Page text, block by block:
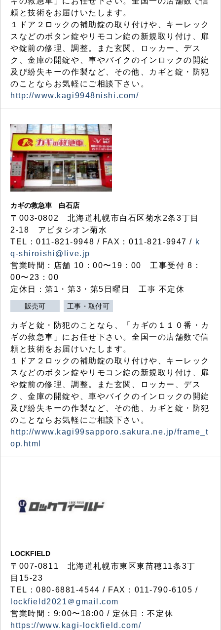
頼と技術をお届けいたします。
１ドア２ロックの補助錠の取り付けや、キーレック
スなどのボタン錠やリモコン錠の新規取り付け、扉
や錠前の修理、調整。また玄関、ロッカー、デス
ク、金庫の開錠や、車やバイクのインロックの開錠
及び紛失キーの作製など、その他、カギと錠・防犯
のことならお気軽にご相談下さい。
http://www.kagi9948nishi.com/
カギの救急車 白石店
〒003-0802 北海道札幌市白石区菊水2条3丁目
2-18 アビタシオン菊水
TEL：011-821-9948 / FAX：011-821-9947 / k
q-shiroishi@live.jp
営業時間：店舗 10：00〜19：00 工事受付 8：
00〜23：00
定休日：第1・第3・第5日曜日 工事 不定休
販売可 工事・取付可
カギと錠・防犯のことなら、「カギの１１０番・カ
ギの救急車」にお任せ下さい。全国一の店舗数で信
頼と技術をお届けいたします。
１ドア２ロックの補助錠の取り付けや、キーレック
スなどのボタン錠やリモコン錠の新規取り付け、扉
や錠前の修理、調整。また玄関、ロッカー、デス
ク、金庫の開錠や、車やバイクのインロックの開錠
及び紛失キーの作製など、その他、カギと錠・防犯
のことならお気軽にご相談下さい。
http://www.kagi99sapporo.sakura.ne.jp/frame_t
op.html
LOCKFIELD
〒007-0811 北海道札幌市東区東苗穂11条3丁
目15-23
TEL：080-6881-4544 / FAX：011-790-6105 /
lockfield2021＠gmail.com
営業時間：9:00〜18:00 / 定休日：不定休
https://www.kagi-lockfield.com/